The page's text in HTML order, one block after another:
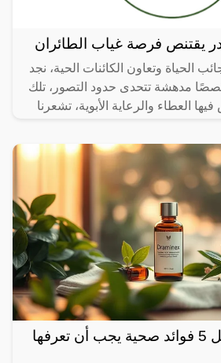
يقتنص فرصة غياب الطائران
الحياة وتعاون الكائنات الحية، نجد
مدهشة تتحدى حدود التصور، تلك
العطاء والرعاية الأبوية، تشعرنا
درامينكس: أفضل 5 فوائد صحية يجب أن تعرفها